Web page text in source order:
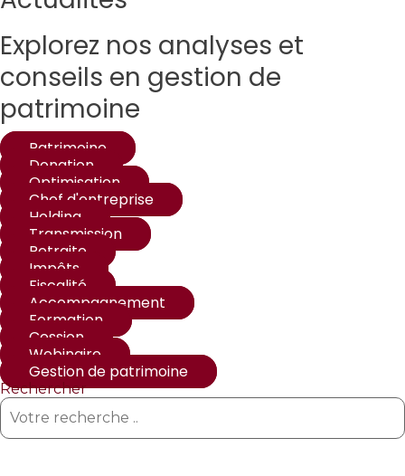
Explorez nos analyses et
conseils en gestion de
patrimoine
Patrimoine
Donation
Optimisation
Chef d'entreprise
Holding
Transmission
Retraite
Impôts
Fiscalité
Accompagnement
Formation
Cession
Webinaire
Gestion de patrimoine
Rechercher